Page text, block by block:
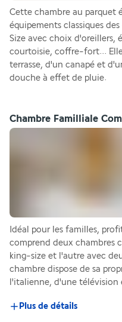
Cette chambre au parquet
équipements classiques
Size avec choix d'oreillers,
courtoisie, coffre-fort...
terrasse, d'un canapé et
douche à effet de pluie.
Chambre Familliale
Idéal pour les familles,
comprend deux chambres
king-size et l'autre avec
chambre dispose de sa
l'italienne, d'une télévision
Plus de détails